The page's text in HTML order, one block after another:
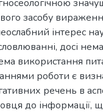
засобу
інтерес
досі
використання
роботи є
речень в
до інформації,